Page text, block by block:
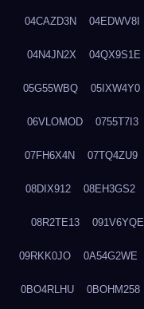
04CAZD3N 04EDWV8I
04N4JN2X 04QX9S1E
05G55WBQ 05IXW4Y0
06VLOMOD 0755T7I3
07FH6X4N 07TQ4ZU9
08DIX912 08EH3GS2
08R2TE13 091V6YQE
09RKK0JO 0A54G2WE
0BO4RLHU 0BOHM258